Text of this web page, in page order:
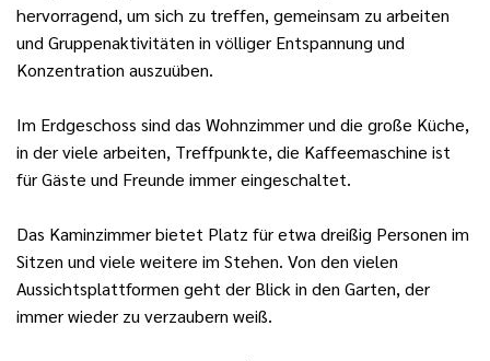
hervorragend, um sich zu treffen, gemeinsam zu arbeiten
und Gruppenaktivitäten in völliger Entspannung und
Konzentration auszuüben.
Im Erdgeschoss sind das Wohnzimmer und die große Küche,
in der viele arbeiten, Treffpunkte, die Kaffeemaschine ist
für Gäste und Freunde immer eingeschaltet.
Das Kaminzimmer bietet Platz für etwa dreißig Personen im
Sitzen und viele weitere im Stehen. Von den vielen
Aussichtsplattformen geht der Blick in den Garten, der
immer wieder zu verzaubern weiß.